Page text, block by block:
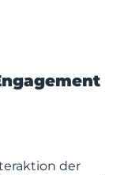
der